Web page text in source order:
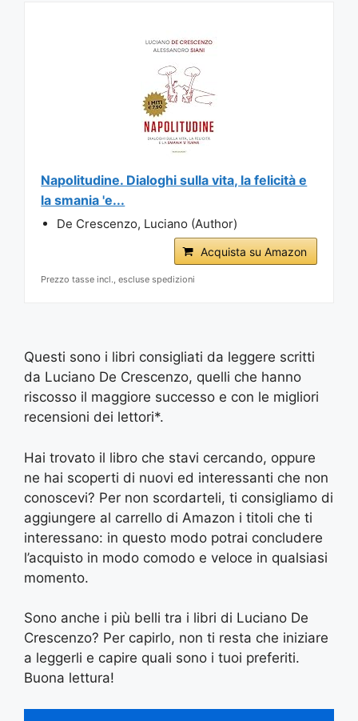
Napolitudine. Dialoghi sulla vita, la felicità e
la smania 'e...
De Crescenzo, Luciano (Author)
Acquista su Amazon
Prezzo tasse incl., escluse spedizioni
Questi sono i libri consigliati da leggere scritti
da Luciano De Crescenzo, quelli che hanno
riscosso il maggiore successo e con le migliori
recensioni dei lettori*.
Hai trovato il libro che stavi cercando, oppure
ne hai scoperti di nuovi ed interessanti che non
conoscevi? Per non scordarteli, ti consigliamo di
aggiungere al carrello di Amazon i titoli che ti
interessano: in questo modo potrai concludere
l’acquisto in modo comodo e veloce in qualsiasi
momento.
Sono anche i più belli tra i libri di Luciano De
Crescenzo? Per capirlo, non ti resta che iniziare
a leggerli e capire quali sono i tuoi preferiti.
Buona lettura!